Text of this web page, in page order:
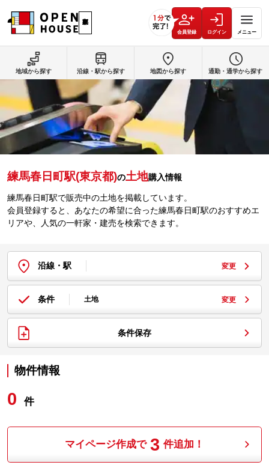
会員登録 ログイン メニュー
練馬春日町駅(東京都)の土地購入情報
練馬春日町駅で販売中の土地を掲載しています。
会員登録すると、あなたの希望に合った練馬春日町駅のおすすめエ
リアや、人気の一軒家・建売を検索できます。
沿線・駅 変更
条件 土地 変更
条件保存
物件情報
0 件
マイページ作成で 3 件追加！
地域から探す 沿線・駅から探す 地図から探す 通勤・通学から探す